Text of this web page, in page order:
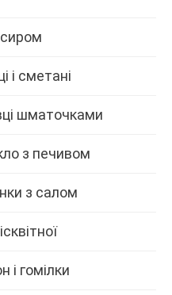
сиром
і сметані
шматочками
з печивом
з салом
і гомілки